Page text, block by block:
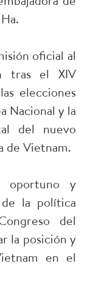
oficial al
tras el XIV
elecciones
Nacional y la
del nuevo
de Vietnam.
oportuno y
la política
del
la posición y
en el